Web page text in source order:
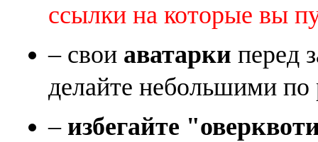
ссылки на которые вы
– свои аватарки перед
делайте небольшими по
– избегайте